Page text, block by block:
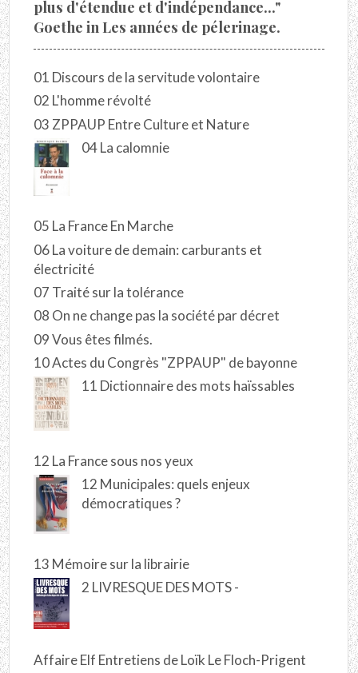
plus d'étendue et d'indépendance..."
Goethe in Les années de pélerinage.
01 Discours de la servitude volontaire
02 L'homme révolté
03 ZPPAUP Entre Culture et Nature
04 La calomnie
05 La France En Marche
06 La voiture de demain: carburants et
électricité
07 Traité sur la tolérance
08 On ne change pas la société par décret
09 Vous êtes filmés.
10 Actes du Congrès "ZPPAUP" de bayonne
11 Dictionnaire des mots haïssables
12 La France sous nos yeux
12 Municipales: quels enjeux
démocratiques ?
13 Mémoire sur la librairie
2 LIVRESQUE DES MOTS -
Affaire Elf Entretiens de Loïk Le Floch-Prigent